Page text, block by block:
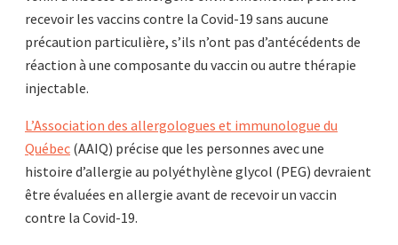
recevoir les vaccins contre la Covid-19 sans aucune
précaution particulière, s’ils n’ont pas d’antécédents de
réaction à une composante du vaccin ou autre thérapie
injectable.
L’Association des allergologues et immunologue du
Québec (AAIQ) précise que les personnes avec une
histoire d’allergie au polyéthylène glycol (PEG) devraient
être évaluées en allergie avant de recevoir un vaccin
contre la Covid-19.